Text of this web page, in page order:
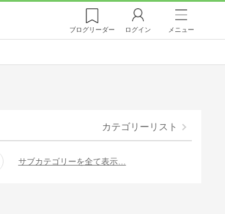
ブログリーダー ログイン メニュー
カテゴリーリスト
サブカテゴリーを全て表示…